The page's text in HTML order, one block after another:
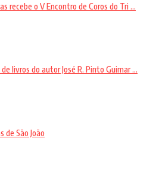
recebe o V Encontro de Coros do Tri ...
livros do autor José R. Pinto Guimar ...
de São João